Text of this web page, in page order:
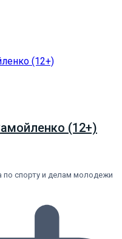
(12+)
по спорту и делам молодежи